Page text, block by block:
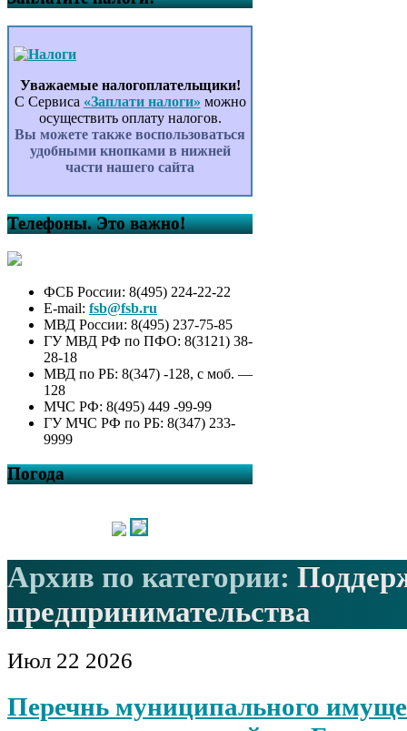
Уважаемые налогоплательщики!
С Сервиса «Заплати налоги» можно
осуществить оплату налогов.
Вы можете также воспользоваться
удобными кнопками в нижней
части нашего сайта
Телефоны. Это важно!
ФСБ России: 8(495) 224-22-22
E-mail: fsb@fsb.ru
МВД России: 8(495) 237-75-85
ГУ МВД РФ по ПФО: 8(3121) 38-
28-18
МВД по РБ: 8(347) -128, с моб. —
128
МЧС РФ: 8(495) 449 -99-99
ГУ МЧС РФ по РБ: 8(347) 233-
9999
Погода
Архив по категории:
предпринимательства
Июл 22 2026
Перечнь муниципального